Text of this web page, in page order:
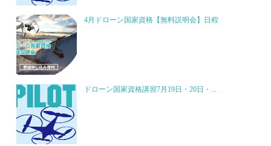
4月ドローン国家資格【無料説明会】日程
ドローン国家資格講習7月19日・20日・...